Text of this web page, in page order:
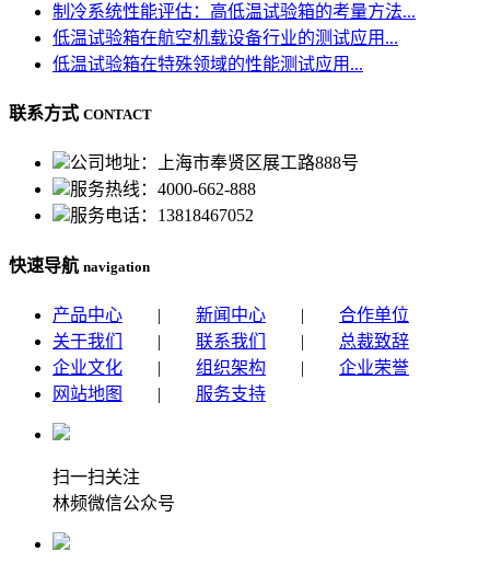
制冷系统性能评估：高低温试验箱的考量方法...
低温试验箱在航空机载设备行业的测试应用...
低温试验箱在特殊领域的性能测试应用...
联系方式 CONTACT
公司地址：上海市奉贤区展工路888号
服务热线：4000-662-888
服务电话：13818467052
快速导航 navigation
产品中心 | 新闻中心 | 合作单位
关于我们
| 联系我们 | 总裁致辞
企业文化 | 组织架构 | 企业荣誉
网站地图
| 服务支持
扫一扫关注
林频微信公众号